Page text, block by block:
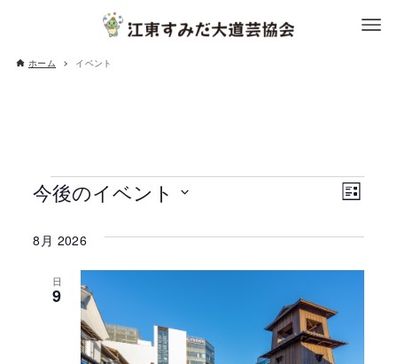
ホーム イベント
イ
ベ
ン
ビ
ュ
ー
の
ナ
イ
リ
ト
今後のイベント
付
8月 2026
日
9